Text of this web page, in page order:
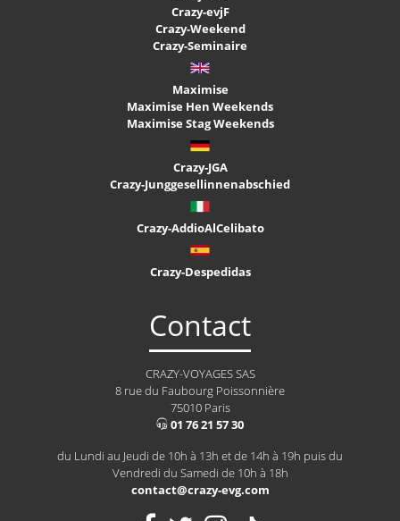
Crazy-evjF
Crazy-Weekend
Crazy-Seminaire
Maximise
Maximise Hen Weekends
Maximise Stag Weekends
Crazy-JGA
Crazy-Junggesellinnenabschied
Crazy-AddioAlCelibato
Crazy-Despedidas
Contact
CRAZY-VOYAGES SAS
8 rue du Faubourg Poissonnière
75010 Paris
01 76 21 57 30
du Lundi au Jeudi de 10h à 13h et de 14h à 19h puis du
Vendredi du Samedi de 10h à 18h
contact@crazy-evg.com